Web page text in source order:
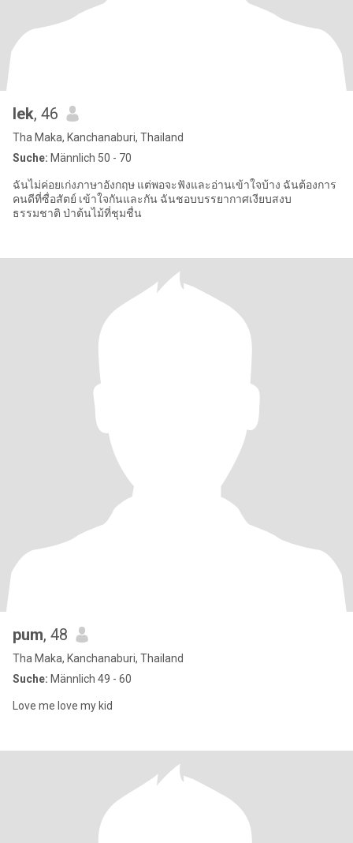
lek, 46
Tha Maka, Kanchanaburi, Thailand
Suche: Männlich 50 - 70
ฉันไม่ค่อยเก่งภาษาอังกฤษ แต่พอจะฟังและอ่านเข้าใจบ้าง ฉันต้องการ
คนดีที่ซื่อสัตย์ เข้าใจกันและกัน ฉันชอบบรรยากาศเงียบสงบ
ธรรมชาติ ป่าต้นไม้ที่ชุมชื่น
pum, 48
Tha Maka, Kanchanaburi, Thailand
Suche: Männlich 49 - 60
Love me love my kid